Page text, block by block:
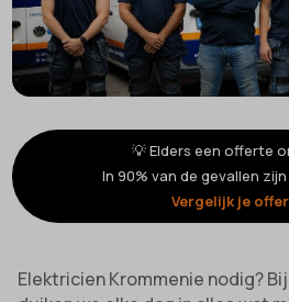
💡 Elders een offerte
In 90% van de gevallen
Vergelijk je
Elektricien Krommenie nodig?